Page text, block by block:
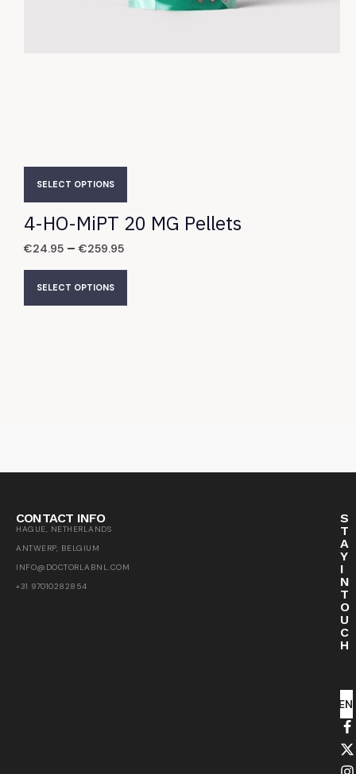
SELECT OPTIONS
4-HO-MiPT 20 MG Pellets
€24.95 – €259.95
SELECT OPTIONS
CONTACT INFO
HAGUE, NETHERLANDS
ANTWERP, BELGIUM
INFO@DOCTORLABNL.COM
+31 97010282854
S
T
A
Y
I
N
T
O
U
C
H